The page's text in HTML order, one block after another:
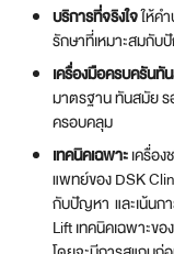
เทคนิคเฉพาะเครื่อง
แพทย์ของ DSK
กับปัญหา และเน้นกา
Lift เทคนิคเฉพาะข
โดยจะมีการสแกนก่
ช่องทางกา
DSK Clinic มีทีมแอดมิ
หรือสอบถามรายละเอีย